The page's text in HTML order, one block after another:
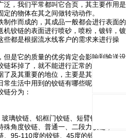
泛，我们平常都叫它合页，其主要作用是
的物体在其之间做转动动作。
制作而成的，其成品一般都会进行表面的
机铰链的表面进行喷砂，喷粉，镀锌，镀
些都是根据流水线客户的需求来进行操
但是它的质量的优劣肯定会影响到输送设
坏掉了，就不能进行正常的运转。
及其重要的地位，主要是其的运用范围
生活中用到的铰链有哪些呢？
分为：
璃铰链、铝框门铰链、短臂铰链、反弹
角度铰链、普通一、二段力铰链；
95-110度的铰链、45度的铰链等等；